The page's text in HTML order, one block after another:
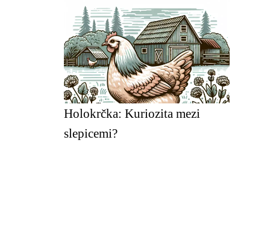
Holokrčka: Kuriozita mezi
slepicemi?